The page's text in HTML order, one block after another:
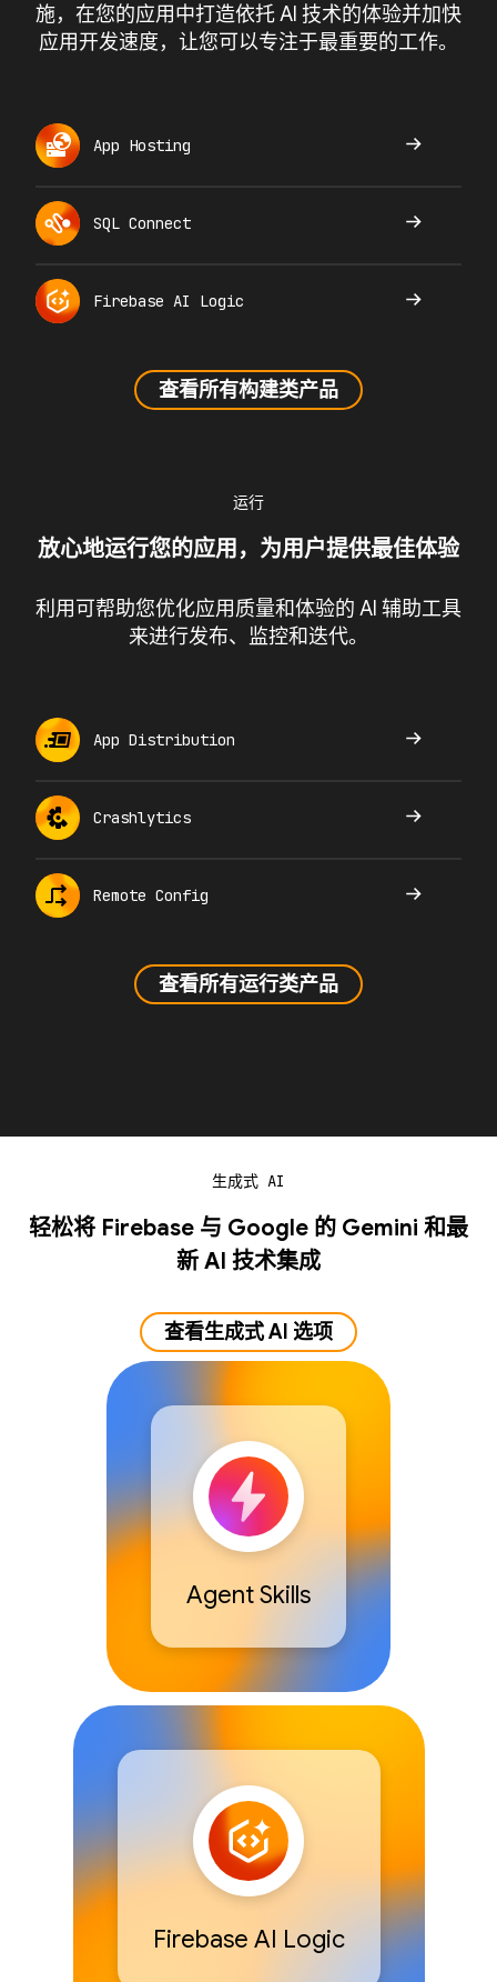
施，在您的应用中打造依托 AI 技术的体验并加快
应用开发速度，让您可以专注于最重要的工作。
App Hosting
SQL Connect
Firebase AI Logic
查看所有构建类产品
运行
放心地运行您的应用，为用户提供最佳体验
利用可帮助您优化应用质量和体验的 AI 辅助工具
来进行发布、监控和迭代。
App Distribution
Crashlytics
Remote Config
查看所有运行类产品
生成式 AI
轻松将 Firebase 与 Google 的 Gemini 和最
新 AI 技术集成
查看生成式 AI 选项
Agent Skills
Firebase AI Logic